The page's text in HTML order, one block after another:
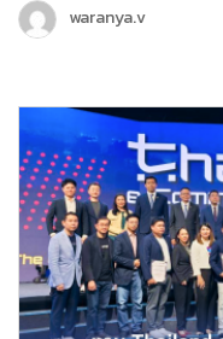
และการลงทุนดาวเด่นของ
ปี 2564 จนปัจจุบันเข้าปีที่
15,000…
waranya.v